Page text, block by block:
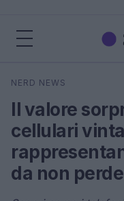
Cerca
NERD NEWS
Il valore
cellulari
da non